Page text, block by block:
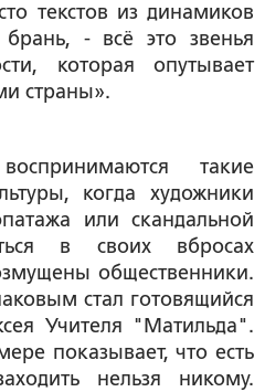
текстов из динамиков
брань, - всё это звенья
которая опутывает
страны».
такие
когда художники
или скандальной
в своих вбросах
общественники.
стал готовящийся
Учителя "Матильда".
показывает, что есть
нельзя никому.